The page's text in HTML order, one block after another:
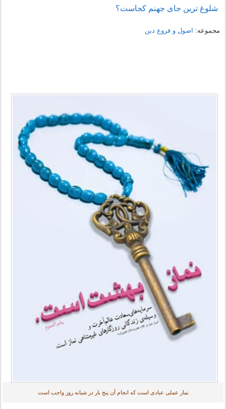
شلوغ ترین جای جهنم کجاست؟
مجموعه: اصول و فروع دین
نماز عملی عبادی است که انجام آن پنج بار در شبانه روز واجب است